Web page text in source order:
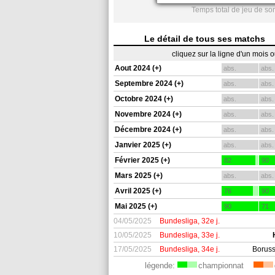
Temps total de jeu de
Le détail de tous ses matchs
cliquez sur la ligne d'un mois
Aout 2024 (+)
abs. abs.
Septembre 2024 (+) abs. abs.
Octobre 2024 (+) abs. abs.
Novembre 2024 (+) abs. abs.
Décembre 2024 (+) abs. abs.
Janvier 2025 (+) abs. abs.
Février 2025 (+) 82 90
Mars 2025 (+) abs. abs.
Avril 2025 (+) 76 90
Mai 2025 (+) 90 71
04/05/2025 Bundesliga, 32e j.
10/05/2025
Bundesliga, 33e j.
17/05/2025
Bundesliga, 34e j.
légende: championnat